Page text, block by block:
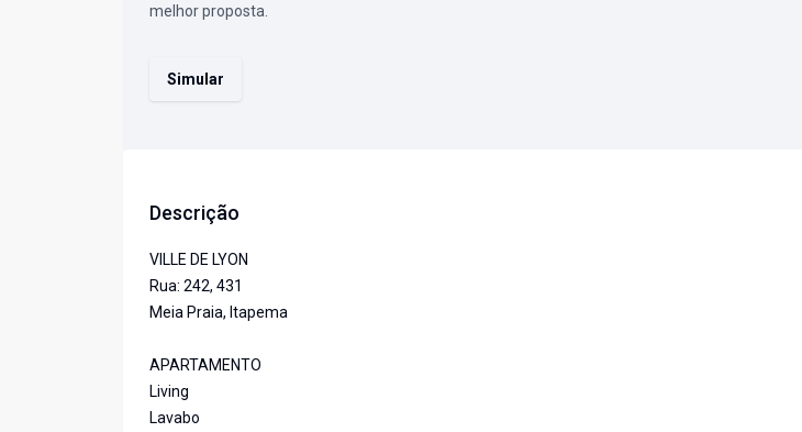
melhor proposta.
Simular
Descrição
VILLE DE LYON
Rua: 242, 431
Meia Praia, Itapema
APARTAMENTO
Living
Lavabo